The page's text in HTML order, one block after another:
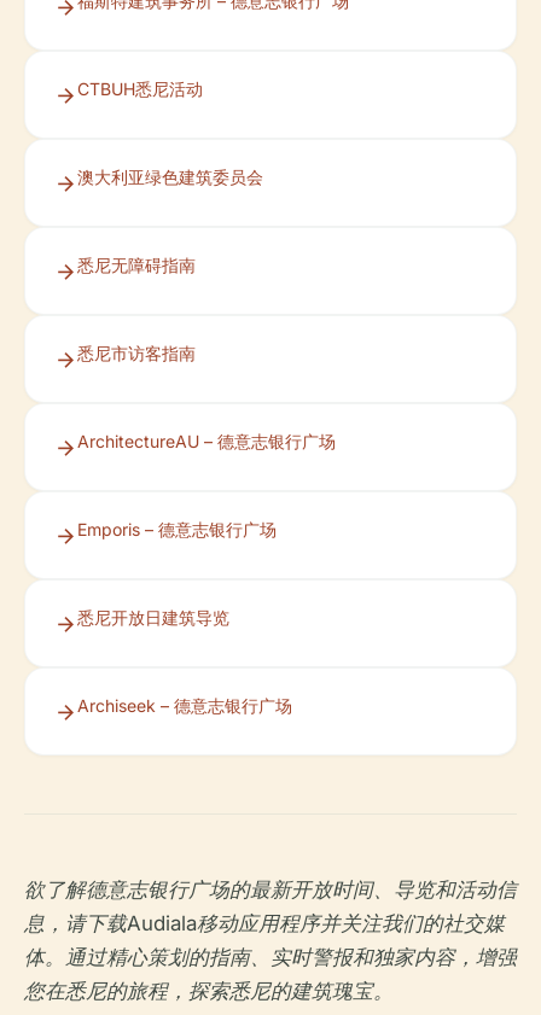
CTBUH悉尼活动
澳大利亚绿色建筑委员会
悉尼无障碍指南
悉尼市访客指南
ArchitectureAU – 德意志银行广场
Emporis – 德意志银行广场
悉尼开放日建筑导览
Archiseek – 德意志银行广场
欲了解德意志银行广场的最新开放时间、导览和活动信
息，请下载Audiala移动应用程序并关注我们的社交媒
体。通过精心策划的指南、实时警报和独家内容，增强
您在悉尼的旅程，探索悉尼的建筑瑰宝。